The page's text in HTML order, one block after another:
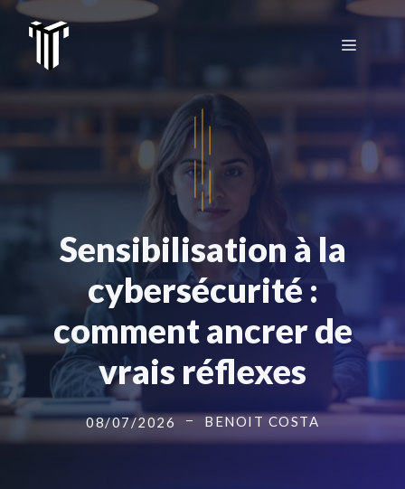
Aller
contenu
Menu
Sensibilisation à la
cybersécurité :
comment ancrer de
vrais réflexes
08/07/2026 BENOIT COSTA